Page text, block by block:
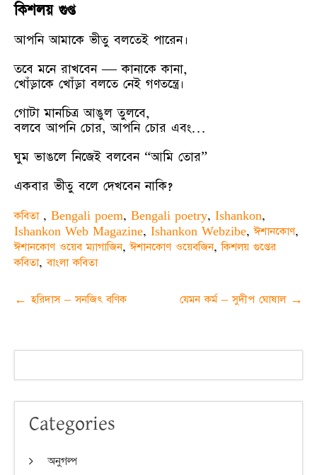
কিশলয় গুপ্ত
আপনি আমাকে ভীতু বলতেই পারেন।
তবে মনে রাখবেন — কানাকে কানা,
খোঁড়াকে খোঁড়া বলতে নেই গণতন্ত্রে।
গোটা মানচিত্র আঙুল তুলবে,
বলবে আপনি চোর, আপনি চোর এবং…
ঘুম ভাঙলে নিজেই বলবেন “আমি তোর”
একবার ভীতু বলে দেখবেন নাকি?
কবিতা , Bengali poem, Bengali poetry, Ishankon,
Ishankon Web Magazine, Ishankon Webzibe,ঈশানকোণ,
ঈশানকোণ ওয়েব ম্যাগাজিন,ঈশানকোণ ওয়েবজিন,কিশলয় গুপ্তের
কবিতা,বাংলা কবিতা
Post
← হরিদাস – সনজিৎ বণিক যেমন কর্ম – সুদীপ ঘোষাল →
Categories
অনুগল্প